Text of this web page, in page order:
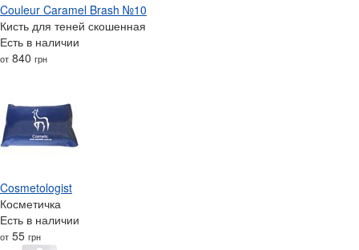
Couleur Caramel Brash №10
Кисть для теней скошенная
Есть в наличии
от 840 грн
Cosmetologist
Косметичка
Есть в наличии
от 55 грн